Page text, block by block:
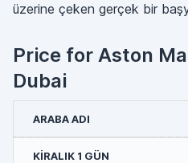
üzerine çeken gerçek bir
Price for Aston
Dubai